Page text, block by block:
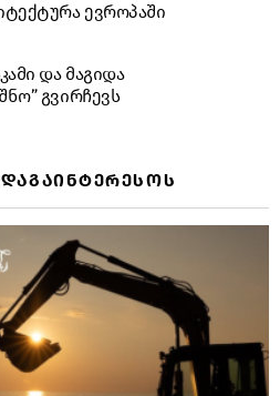
ევროპაში
და მაგიდა
გვირჩევს